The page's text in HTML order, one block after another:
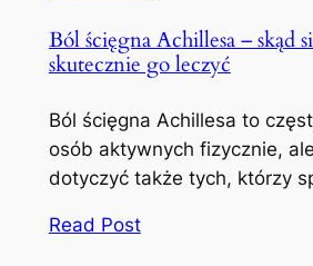
Ból ścięgna Achillesa – skąd
skutecznie go leczyć
Ból ścięgna Achillesa to
osób aktywnych fizycznie,
dotyczyć także tych, którzy
Read Post